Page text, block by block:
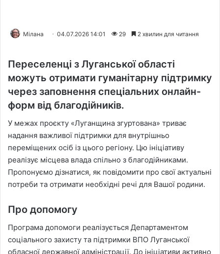
Мілана 04.07.2026 14:01 29 2 хвилин для читання
Переселенці з Луганської області
можуть отримати гуманітарну підтримку
через заповнення спеціальних онлайн-
форм від благодійників.
У межах проєкту «Луганщина згуртована» триває
надання важливої підтримки для внутрішньо
переміщених осіб із цього регіону. Цю ініціативу
реалізує місцева влада спільно з благодійниками.
Пропонуємо дізнатися, як повідомити про свої актуальні
потреби та отримати необхідні речі для Вашої родини.
Про допомогу
Програма допомоги реалізується Департаментом
соціального захисту та підтримки ВПО Луганської
обласної державної адміністрації. До ініціативи активно